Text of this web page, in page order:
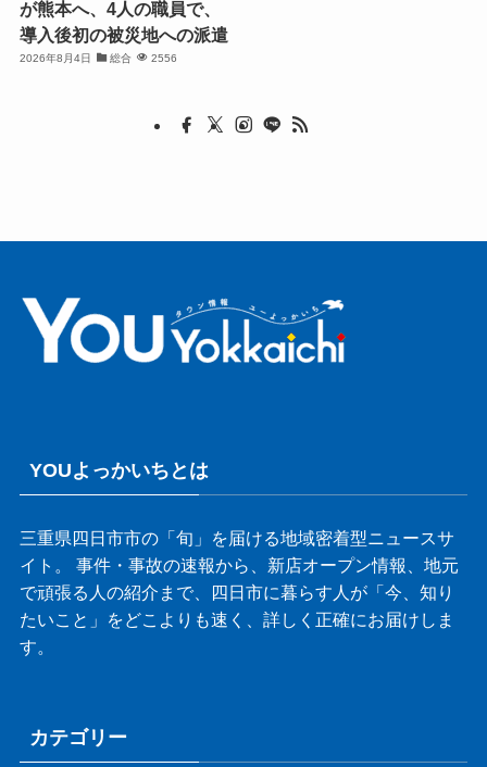
が熊本へ、4人の職員で、
導入後初の被災地への派遣
2026年8月4日 総合 2556
YOUよっかいちとは
三重県四日市市の「旬」を届ける地域密着型ニュースサ
イト。 事件・事故の速報から、新店オープン情報、地元
で頑張る人の紹介まで、四日市に暮らす人が「今、知り
たいこと」をどこよりも速く、詳しく正確にお届けしま
す。
カテゴリー